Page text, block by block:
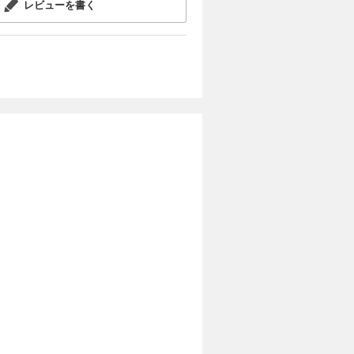
レビューを書く